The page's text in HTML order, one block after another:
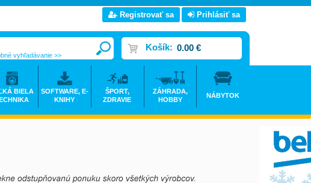
Registrovať sa Prihlásiť sa
Košík: 0.00 €
vyhľadávanie >>
BIELA
SOFTWARE, E-
KNIHY
ŠPORT,
ZDRAVIE
ZÁHRADA,
HOBBY
NÁBYTOK